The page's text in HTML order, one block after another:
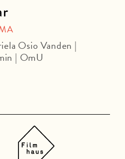
Osio Vanden |
| OmU